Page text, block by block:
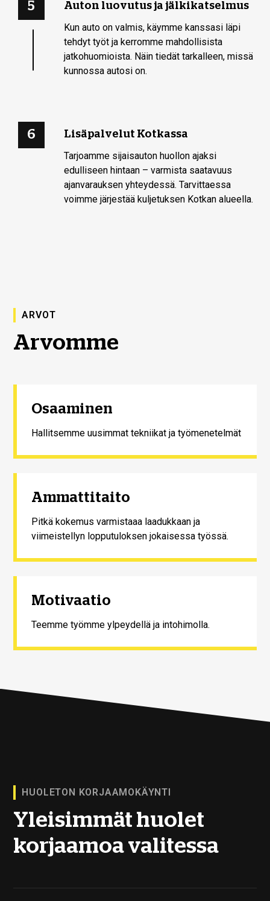
5 Auton luovutus ja jälkikatselmus
Kun auto on valmis, käymme kanssasi läpi
tehdyt työt ja kerromme mahdollisista
jatkohuomioista. Näin tiedät tarkalleen, missä
kunnossa autosi on.
6 Lisäpalvelut Kotkassa
Tarjoamme sijaisauton huollon ajaksi
edulliseen hintaan – varmista saatavuus
ajanvarauksen yhteydessä. Tarvittaessa
voimme järjestää kuljetuksen Kotkan alueella.
ARVOT
Arvomme
Osaaminen
Hallitsemme uusimmat tekniikat ja työmenetelmät
Ammattitaito
Pitkä kokemus varmistaaa laadukkaan ja
viimeistellyn lopputuloksen jokaisessa työssä.
Motivaatio
Teemme työmme ylpeydellä ja intohimolla.
HUOLETON KORJAAMOKÄYNTI
Yleisimmät huolet
korjaamoa valitessa